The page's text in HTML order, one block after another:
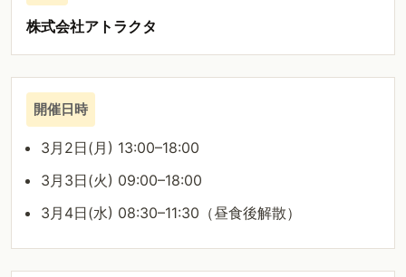
株式会社アトラクタ
開催日時
3月2日(月) 13:00–18:00
3月3日(火) 09:00–18:00
3月4日(水) 08:30–11:30（昼食後解散）